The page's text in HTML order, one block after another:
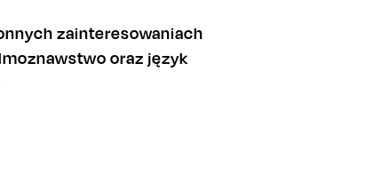
zainteresowaniach
oraz język